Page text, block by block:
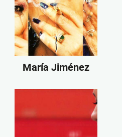
María Jiménez